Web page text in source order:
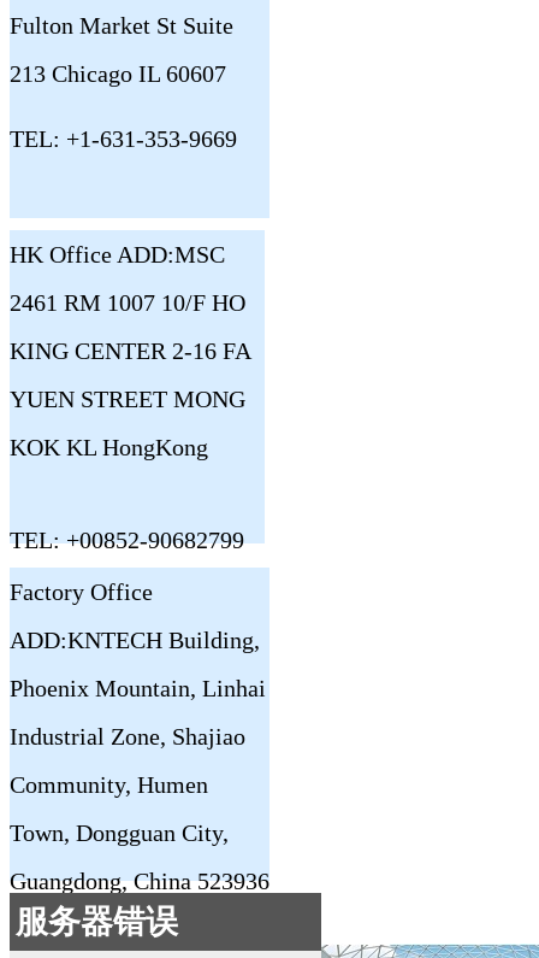
Fulton Market St Suite
213 Chicago IL 60607
TEL: +1-631-353-9669
HK Office ADD:MSC
2461 RM 1007 10/F HO
KING CENTER 2-16 FA
YUEN STREET MONG
KOK KL HongKong
TEL: +00852-90682799
Factory Office
ADD:KNTECH Building,
Phoenix Mountain, Linhai
Industrial Zone, Shajiao
Community, Humen
Town, Dongguan City,
Guangdong, China 523936